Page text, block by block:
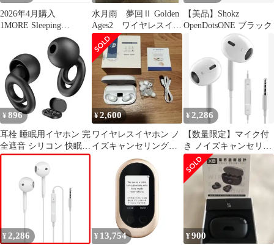
2026年4月購入
1MORE Sleeping
Earbuds Z30 寝ホン
水月雨 夢回Ⅱ Golden
Ages2 ワイヤレスイヤ
ホン
【美品】Shokz
OpenDotsONE ブラック
¥ 896
耳栓 睡眠用イヤホン 完
全遮音 シリコン 快眠
安眠グッズ ケース付き
¥2,600
ワイヤレスイヤホン ノ
イズキャンセリング機
¥ 2,286
【数量限定】マイク付
き ノイズキャンセリン
グ 通話可能 重低音 ハ
イレゾ 音量調整 クリア
通話 HIFI音質 音量調節
3.5mmジャック ステレ
オイヤフォン 有線イヤ
ホン ヘッドホン イヤホ
ン
¥ 2,286 ¥ 13,754 ¥900